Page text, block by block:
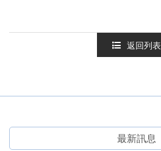
返回列表
最新訊息